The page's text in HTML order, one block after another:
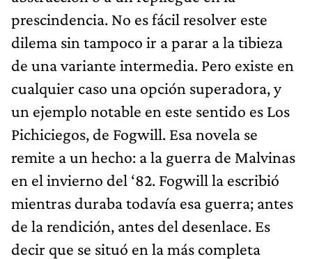
prescindencia. No es fácil resolver este
dilema sin tampoco ir a parar a la tibieza
de una variante intermedia. Pero existe en
cualquier caso una opción superadora, y
un ejemplo notable en este sentido es Los
Pichiciegos, de Fogwill. Esa novela se
remite a un hecho: a la guerra de Malvinas
en el invierno del ‘82. Fogwill la escribió
mientras duraba todavía esa guerra; antes
de la rendición, antes del desenlace. Es
decir que se situó en la más completa